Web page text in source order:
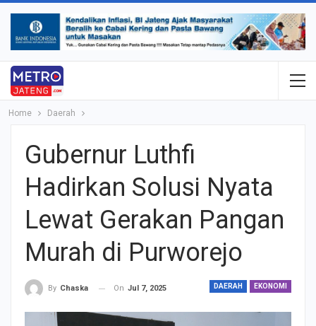
Home Daerah
Gubernur Luthfi
Hadirkan Solusi Nyata
Lewat Gerakan Pangan
Murah di Purworejo
DAERAH EKONOMI
By Chaska On Jul 7, 2025